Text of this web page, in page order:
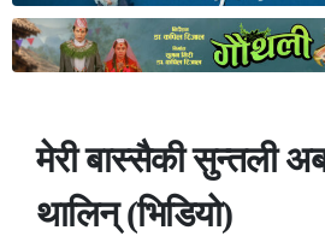
मेरी बास्सैकी सुन्तली
थालिन् (भिडियो)